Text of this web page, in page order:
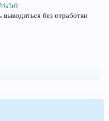
без отработки